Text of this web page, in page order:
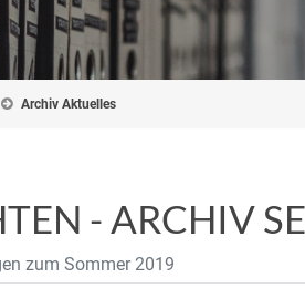
Archiv Aktuelles
- ARCHIV
zum Sommer 2019